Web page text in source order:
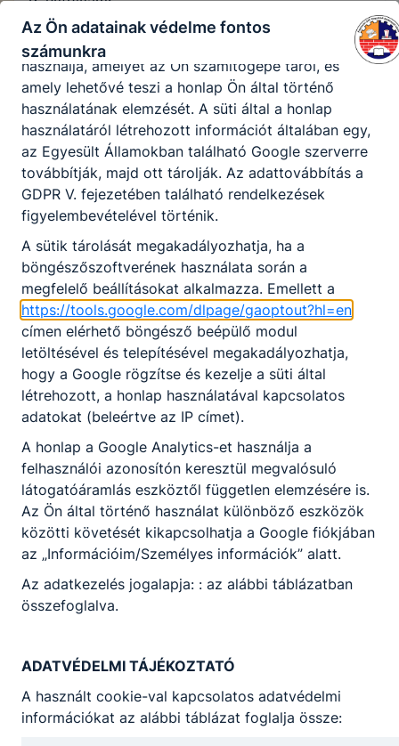
gépészet ágazat
építőipar ágazat
kereskedelem ágazat
turizmus-vendéglátás ágazat
10. évfolyam:
építőipar
festő, mázoló, tapétázó
kőműves
gépészet
ipari gépész
gépi és CNC forgácsoló
kereskedelem
kereskedelmi értékesítő
turizmus-vendéglátás
pincér-vendégtéri szakember
szakács
cukrász
11. évfolyam:
építőipar
festő, mázoló, tapétázó
burkoló
gépészet
ipari gépész
gépi és CNC forgácsoló
kereskedelem
pincér-vendégtéri szakember
cukrász
szakács
Az Ön adatainak védelme fontos
számunkra
elemző szolgáltatását használja. Ennek során a
Google Analytics a süti egy meghatározott formáját
használja, amelyet az Ön számítógépe tárol, és
amely lehetővé teszi a honlap Ön által történő
használatának elemzését. A süti által a honlap
használatáról létrehozott információt általában egy,
az Egyesült Államokban található Google szerverre
továbbítják, majd ott tárolják. Az adattovábbítás a
GDPR V. fejezetében található rendelkezések
figyelembevételével történik.
A sütik tárolását megakadályozhatja, ha a
böngészőszoftverének használata során a
megfelelő beállításokat alkalmazza. Emellett a
https://tools.google.com/dlpage/gaoptout?hl=en
címen elérhető böngésző beépülő modul
letöltésével és telepítésével megakadályozhatja,
hogy a Google rögzítse és kezelje a süti által
létrehozott, a honlap használatával kapcsolatos
adatokat (beleértve az IP címet).
A honlap a Google Analytics-et használja a
felhasználói azonosítón keresztül megvalósuló
látogatóáramlás eszköztől független elemzésére is.
Az Ön által történő használat különböző eszközök
közötti követését kikapcsolhatja a Google fiókjában
az „Információim/Személyes információk” alatt.
Az adatkezelés jogalapja: : az alábbi táblázatban
összefoglalva.
ADATVÉDELMI TÁJÉKOZTATÓ
A használt cookie-val kapcsolatos adatvédelmi
információkat az alábbi táblázat foglalja össze: